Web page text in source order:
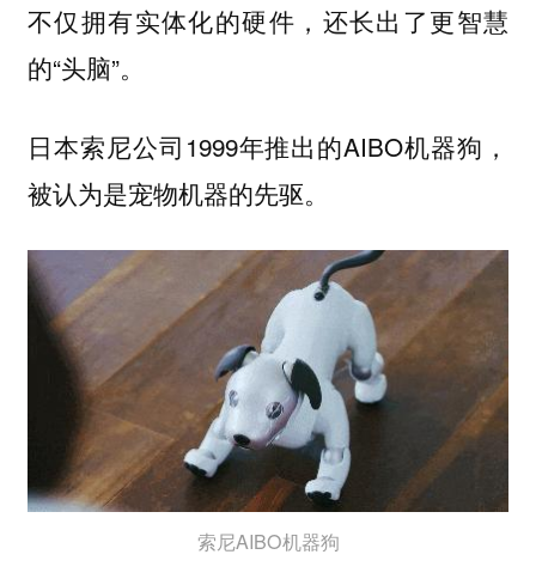
不仅拥有实体化的硬件，还长出了更智慧
的“头脑”。
日本索尼公司1999年推出的AIBO机器狗，
被认为是宠物机器的先驱。
索尼AIBO机器狗